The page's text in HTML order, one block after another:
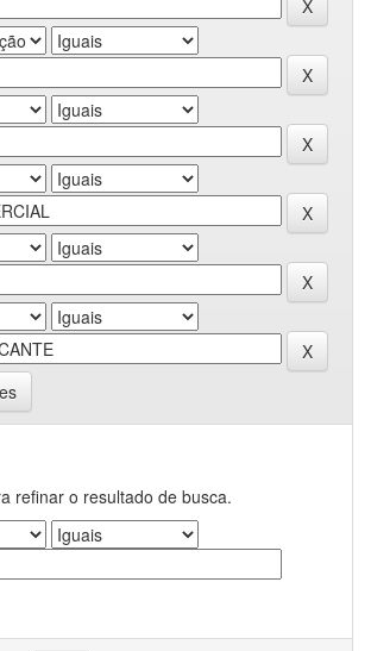
refinar o resultado de busca.